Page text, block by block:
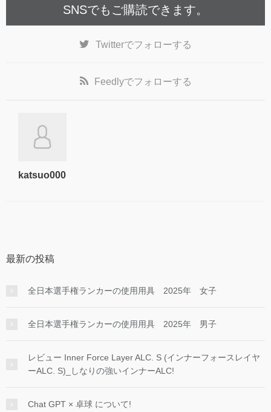
SNSでもご購読できます。
Twitterでフォローする
Feedlyでフォローする
katsuo000
最新の投稿
全日本選手権ランカーの使用用具 2025年 女子
全日本選手権ランカーの使用用具 2025年 男子
レビュー Inner Force Layer ALC. S (インナーフォースレイヤ
ーALC. S)_しなりの強いインナーALC!
Chat GPT × 卓球 について!